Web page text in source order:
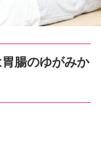
腸のゆがみか